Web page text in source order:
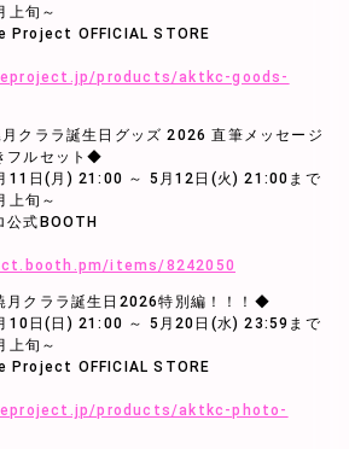
上旬～
Project OFFICIAL STORE
products/aktkc-goods-
クララ誕生日グッズ 2026 直筆メッセージ
フルセット◆
11日(月) 21:00 ～ 5月12日(火) 21:00まで
上旬～
公式BOOTH
items/8242050
月クララ誕生日2026特別編！！！◆
10日(日) 21:00 ～ 5月20日(水) 23:59まで
上旬～
Project OFFICIAL STORE
products/aktkc-photo-